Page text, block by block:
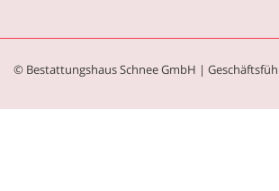
© Bestattungshaus Schnee GmbH |